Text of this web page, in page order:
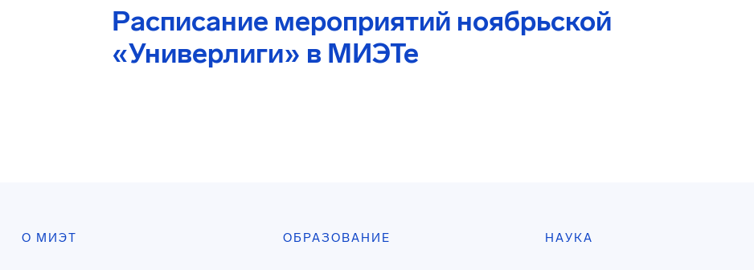
Расписание мероприятий ноябрьской
«Универлиги» в МИЭТе
О МИЭТ ОБРАЗОВАНИЕ НАУКА